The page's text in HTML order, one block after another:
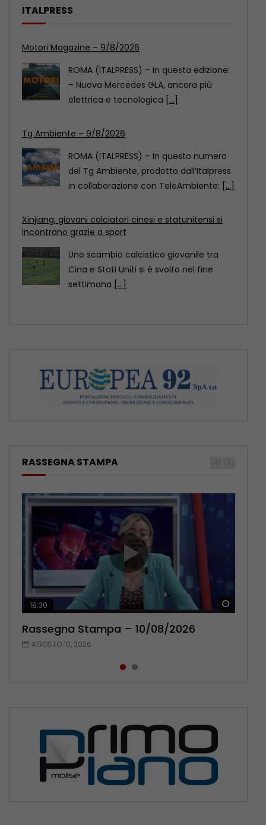
ITALPRESS
Tg Ambiente – 9/8/2026
ROMA (ITALPRESS) – In questo numero
del Tg Ambiente, prodotto dall’Italpress
in collaborazione con TeleAmbiente:
Xinjiang, giovani calciatori cinesi e statunitensi si
incontrano grazie a sport
Uno scambio calcistico giovanile tra
Cina e Stati Uniti si è svolto nel fine
Motori Magazine – 9/8/2026
ROMA (ITALPRESS) – In questa edizione:
– Nuova Mercedes GLA, ancora più
elettrica e tecnologica
RASSEGNA STAMPA
18:30
Rassegna Stampa – 10/08/2026
AGOSTO 10, 2026
20:13
Rassegna Stampa – 09/08/2026
AGOSTO 9, 2026